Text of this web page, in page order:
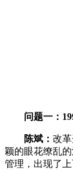
问题一：
陈斌： 改
颖的眼花缭乱
管理，出现了